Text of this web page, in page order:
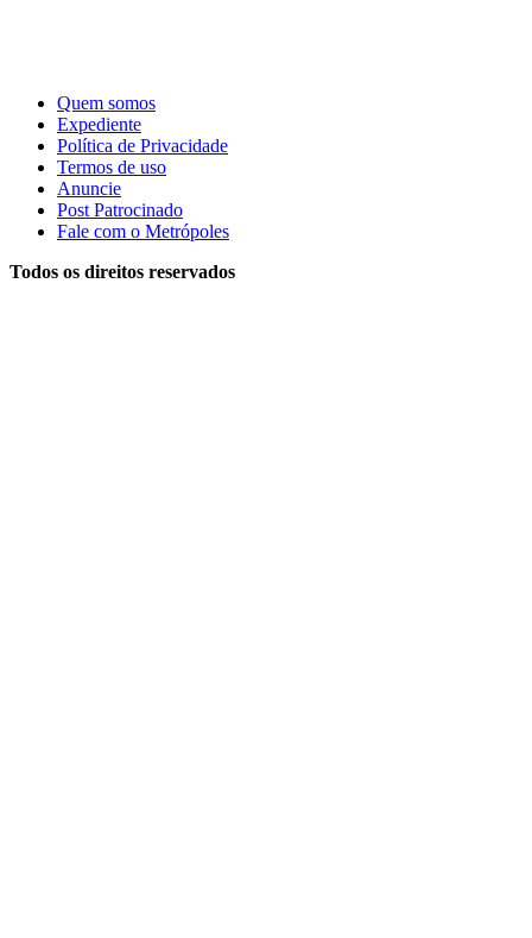
Quem somos
Expediente
Política de Privacidade
Termos de uso
Anuncie
Post Patrocinado
Fale com o Metrópoles
Todos os direitos reservados